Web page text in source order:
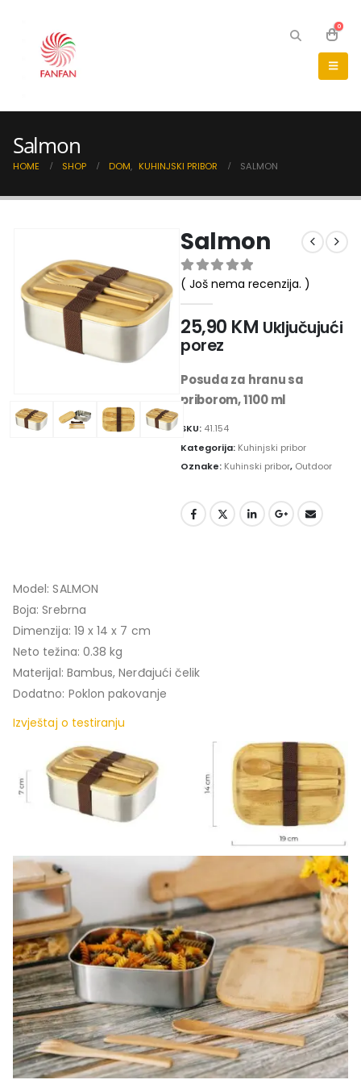
0
Salmon
HOME SHOP DOM, KUHINJSKI PRIBOR SALMON
Salmon
0 out of 5
( Još nema recenzija. )
25,90 KM Uključujući
porez
Posuda za hranu sa
priborom, 1100 ml
SKU: 41.154
Kategorija: Kuhinjski pribor
Oznake: Kuhinski pribor, Outdoor
Model: SALMON
Boja: Srebrna
Dimenzija: 19 x 14 x 7 cm
Neto težina: 0.38 kg
Materijal: Bambus, Nerđajući čelik
Dodatno: Poklon pakovanje
Izvještaj o testiranju